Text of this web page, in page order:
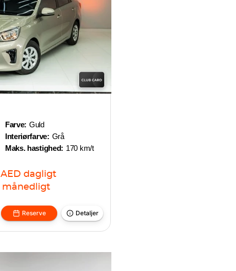
Farve: Guld
Interiørfarve: Grå
Maks. hastighed: 170 km/t
AED dagligt
månedligt
Reserve Detaljer